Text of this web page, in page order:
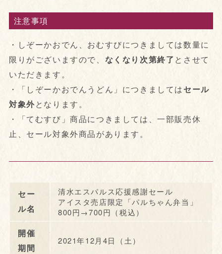
注意事項
・しぞーかおでん、おむすびにつきましては数量に
限りがございますので、 なくなり次第終了とさせて
いただきます。
・「しぞーかおでんうどん」につきましてはセール
対象外となります。
・「てむすび」商品につきましては、一部販売休
止、セール対象外商品があります。
セー
ル名
清水エスパルス応援感謝セール
アイスタ売店限定「パルちゃん弁当」
800円→700円（税込）
開催
期間
2021年12月4日（土）